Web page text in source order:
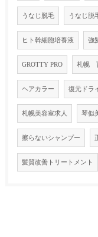
うなじ脱毛 うなじ
ヒト幹細胞培養液 強
GROTTY PRO 札幌
ヘアカラー 復元ドラ
札幌美容室求人 琴似
擦らないシャンプー
髪質改善トリートメント